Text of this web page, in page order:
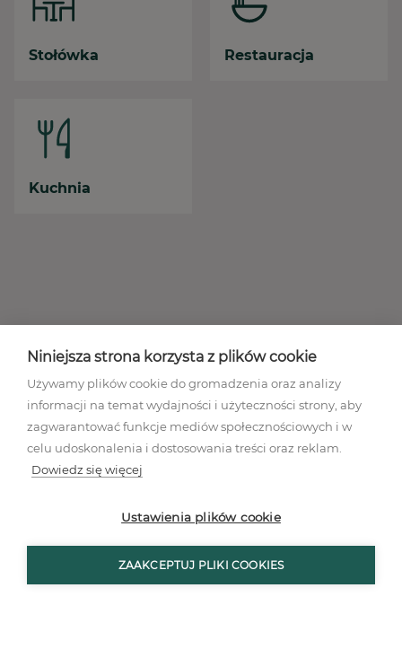
Stołówka Restauracja
Kuchnia
Polityka prywatności
Mapa stron
Ustawienia plików cookies
Niniejsza strona korzysta z plików cookie
Używamy plików cookie do gromadzenia oraz analizy
informacji na temat wydajności i użyteczności strony, aby
zagwarantować funkcje mediów społecznościowych i w
celu udoskonalenia i dostosowania treści oraz reklam.
Dowiedz się więcej
Ustawienia plików cookie
ZAAKCEPTUJ PLIKI COOKIES